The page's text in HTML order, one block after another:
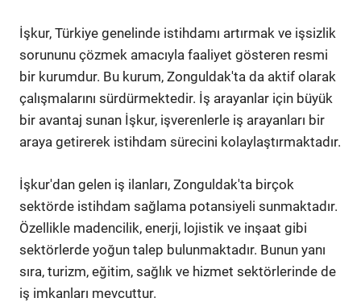
İşkur, Türkiye genelinde istihdamı artırmak ve işsizlik
sorununu çözmek amacıyla faaliyet gösteren resmi
bir kurumdur. Bu kurum, Zonguldak'ta da aktif olarak
çalışmalarını sürdürmektedir. İş arayanlar için büyük
bir avantaj sunan İşkur, işverenlerle iş arayanları bir
araya getirerek istihdam sürecini kolaylaştırmaktadır.
İşkur'dan gelen iş ilanları, Zonguldak'ta birçok
sektörde istihdam sağlama potansiyeli sunmaktadır.
Özellikle madencilik, enerji, lojistik ve inşaat gibi
sektörlerde yoğun talep bulunmaktadır. Bunun yanı
sıra, turizm, eğitim, sağlık ve hizmet sektörlerinde de
iş imkanları mevcuttur.